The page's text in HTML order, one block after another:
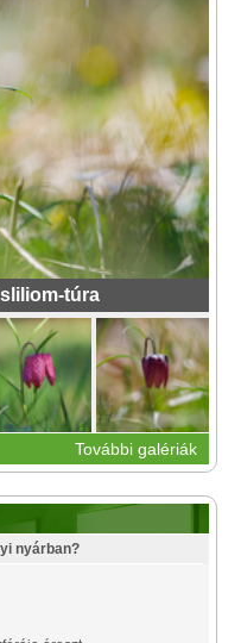
túra
További galériák
nyárban?